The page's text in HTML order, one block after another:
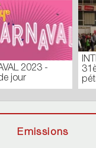
Journal du Lundi 27
Août 2018
Emissions